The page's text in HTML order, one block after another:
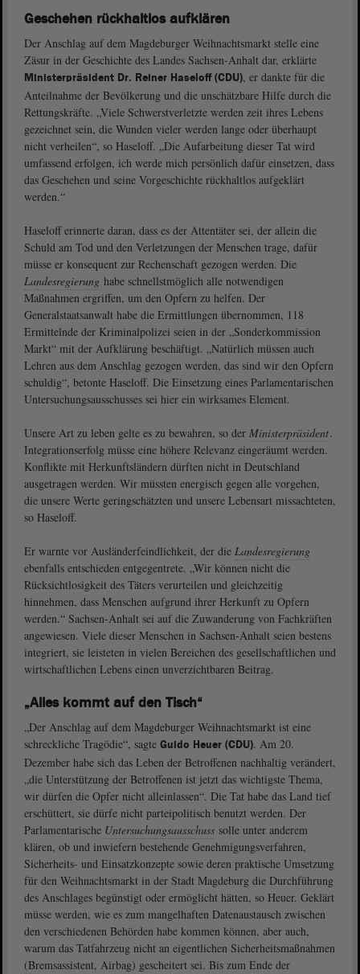
Geschehen rückhaltlos aufklären
Der Anschlag auf dem Magdeburger Weihnachtsmarkt stelle eine
Zäsur in der Geschichte des Landes Sachsen-Anhalt dar, erklärte
Ministerpräsident Dr. Reiner Haseloff (CDU), er dankte für die
Anteilnahme der Bevölkerung und die unschätzbare Hilfe durch die
Rettungskräfte. „Viele Schwerstverletzte werden zeit ihres Lebens
gezeichnet sein, die Wunden vieler werden lange oder überhaupt
nicht verheilen“, so Haseloff. „Die Aufarbeitung dieser Tat wird
umfassend erfolgen, ich werde mich persönlich dafür einsetzen, dass
das Geschehen und seine Vorgeschichte rückhaltlos aufgeklärt
werden.“
Haseloff erinnerte daran, dass es der Attentäter sei, der allein die
Schuld am Tod und den Verletzungen der Menschen trage, dafür
müsse er konsequent zur Rechenschaft gezogen werden. Die
Landesregierung habe schnellstmöglich alle notwendigen
Maßnahmen ergriffen, um den Opfern zu helfen. Der
Generalstaatsanwalt habe die Ermittlungen übernommen, 118
Ermittelnde der Kriminalpolizei seien in der „Sonderkommission
Markt“ mit der Aufklärung beschäftigt. „Natürlich müssen auch
Lehren aus dem Anschlag gezogen werden, das sind wir den Opfern
schuldig“, betonte Haseloff. Die Einsetzung eines Parlamentarischen
Untersuchungsausschusses sei hier ein wirksames Element.
Unsere Art zu leben gelte es zu bewahren, so der Ministerpräsident.
Integrationserfolg müsse eine höhere Relevanz eingeräumt werden.
Konflikte mit Herkunftsländern dürften nicht in Deutschland
ausgetragen werden. Wir müssten energisch gegen alle vorgehen,
die unsere Werte geringschätzten und unsere Lebensart missachteten,
so Haseloff.
Er warnte vor Ausländerfeindlichkeit, der die Landesregierung
ebenfalls entschieden entgegentrete. „Wir können nicht die
Rücksichtlosigkeit des Täters verurteilen und gleichzeitig
hinnehmen, dass Menschen aufgrund ihrer Herkunft zu Opfern
werden.“ Sachsen-Anhalt sei auf die Zuwanderung von Fachkräften
angewiesen. Viele dieser Menschen in Sachsen-Anhalt seien bestens
integriert, sie leisteten in vielen Bereichen des gesellschaftlichen und
wirtschaftlichen Lebens einen unverzichtbaren Beitrag.
„Alles kommt auf den Tisch“
„Der Anschlag auf dem Magdeburger Weihnachtsmarkt ist eine
schreckliche Tragödie“, sagte Guido Heuer (CDU). Am 20.
Dezember habe sich das Leben der Betroffenen nachhaltig verändert,
„die Unterstützung der Betroffenen ist jetzt das wichtigste Thema,
wir dürfen die Opfer nicht alleinlassen“. Die Tat habe das Land tief
erschüttert, sie dürfe nicht parteipolitisch benutzt werden. Der
Parlamentarische Untersuchungsausschuss solle unter anderem
klären, ob und inwiefern bestehende Genehmigungsverfahren,
Sicherheits- und Einsatzkonzepte sowie deren praktische Umsetzung
für den Weihnachtsmarkt in der Stadt Magdeburg die Durchführung
des Anschlages begünstigt oder ermöglicht hätten, so Heuer. Geklärt
müsse werden, wie es zum mangelhaften Datenaustausch zwischen
den verschiedenen Behörden habe kommen können, aber auch,
warum das Tatfahrzeug nicht an eigentlichen Sicherheitsmaßnahmen
(Bremsassistent, Airbag) gescheitert sei. Bis zum Ende der